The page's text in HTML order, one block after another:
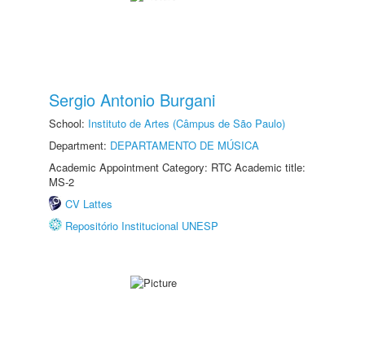
Sergio Antonio Burgani
School: Instituto de Artes (Câmpus de São Paulo)
Department: DEPARTAMENTO DE MÚSICA
Academic Appointment Category: RTC Academic title:
MS-2
CV Lattes
Repositório Institucional UNESP